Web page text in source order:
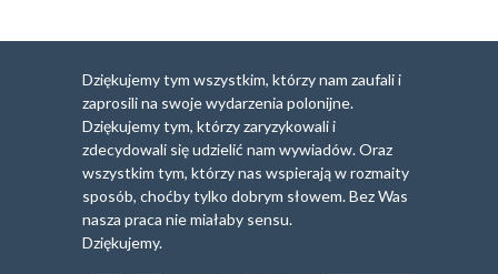
Dziękujemy tym wszystkim, którzy nam zaufali i
zaprosili na swoje wydarzenia polonijne.
Dziękujemy tym, którzy zaryzykowali i
zdecydowali się udzielić nam wywiadów. Oraz
wszystkim tym, którzy nas wspierają w rozmaity
sposób, choćby tylko dobrym słowem. Bez Was
nasza praca nie miałaby sensu.
Dziękujemy.